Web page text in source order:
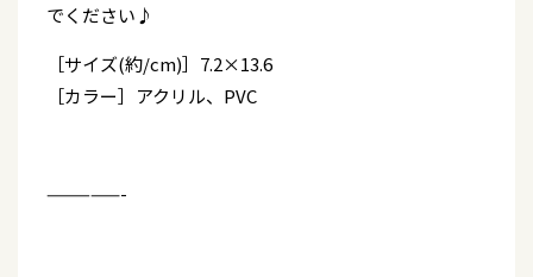
でください♪
［サイズ(約/cm)］7.2×13.6
［カラー］アクリル、PVC
—————-